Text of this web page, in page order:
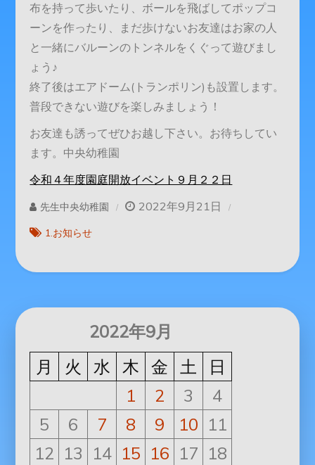
布を持って歩いたり、ボールを飛ばしてポップコ
ーンを作ったり、まだ歩けないお友達はお家の人
と一緒にバルーンのトンネルをくぐって遊びまし
ょう♪
終了後はエアドーム(トランポリン)も設置します。
普段できない遊びを楽しみましょう！
お友達も誘ってぜひお越し下さい。お待ちしてい
ます。中央幼稚園
令和４年度園庭開放イベント９月２２日
先生中央幼稚園 2022年9月21日
1.お知らせ
2022年9月
月
火 水 木 金 土
日
1
2 3
4
5
6 7 8 9 10 11
12 13 14 15 16 17 18